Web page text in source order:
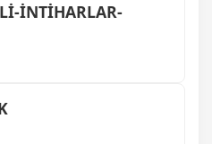
İNTİHARLAR-